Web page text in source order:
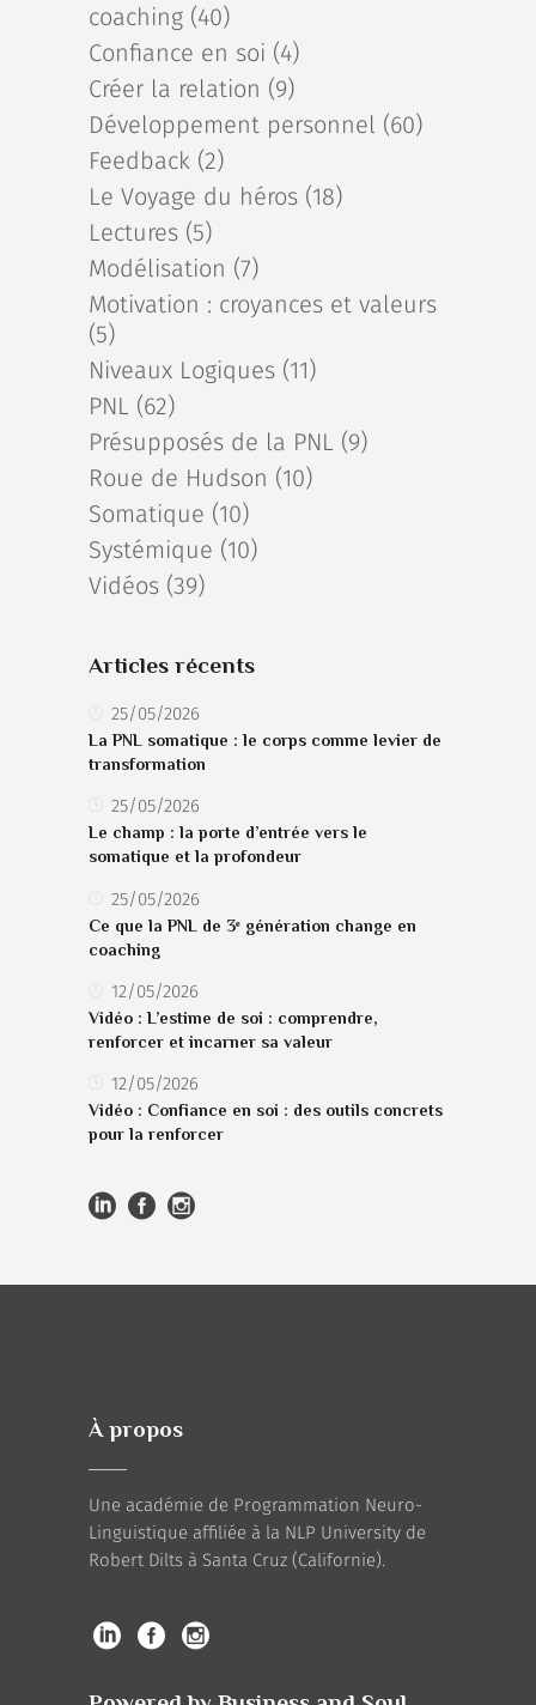
coaching (40)
Confiance en soi (4)
Créer la relation (9)
Développement personnel (60)
Feedback (2)
Le Voyage du héros (18)
Lectures (5)
Modélisation (7)
Motivation : croyances et valeurs
(5)
Niveaux Logiques (11)
PNL (62)
Présupposés de la PNL (9)
Roue de Hudson (10)
Somatique (10)
Systémique (10)
Vidéos (39)
Articles récents
25/05/2026
La PNL somatique : le corps comme levier de
transformation
25/05/2026
Le champ : la porte d’entrée vers le
somatique et la profondeur
25/05/2026
Ce que la PNL de 3ᵉ génération change en
coaching
12/05/2026
Vidéo : L’estime de soi : comprendre,
renforcer et incarner sa valeur
12/05/2026
Vidéo : Confiance en soi : des outils concrets
pour la renforcer
À propos
Une académie de Programmation Neuro-
Linguistique affiliée à la NLP University de
Robert Dilts à Santa Cruz (Californie).